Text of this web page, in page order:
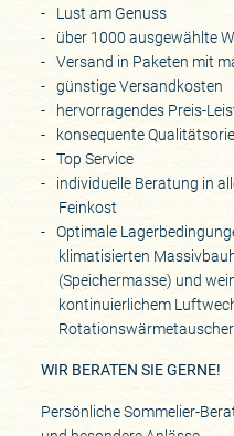
Lust am Genuss
über 1000 ausgewählte
Versand in Paketen mit
günstige Versandkosten
hervorragendes Preis-
konsequente
Top Service
individuelle Beratung in
Feinkost
Optimale
klimatisierten
(Speichermasse) und
kontinuierlichem
WIR BERATEN SIE GERNE!
Persönliche Sommelier-